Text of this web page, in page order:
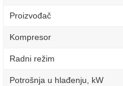
Proizvođač
Kompresor
Radni režim
Potrošnja u hlađenju, kW